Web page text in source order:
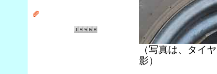
（写真は、タイ
影）